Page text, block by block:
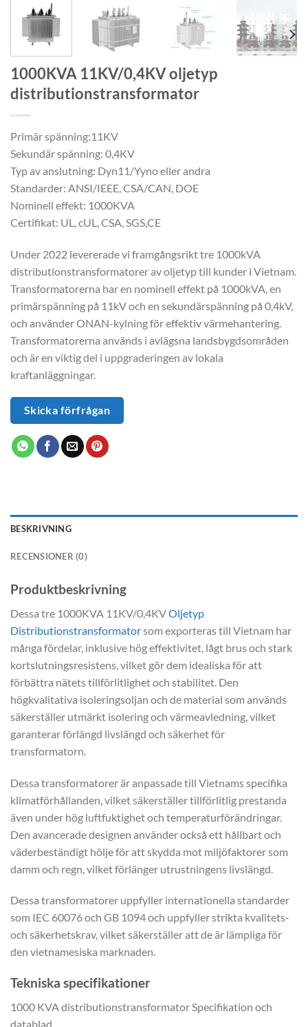
1000KVA 11KV/0,4KV oljetyp
distributionstransformator
Primär spänning:11KV
Sekundär spänning: 0,4KV
Typ av anslutning: Dyn11/Yyno eller andra
Standarder: ANSI/IEEE, CSA/CAN, DOE
Nominell effekt: 1000KVA
Certifikat: UL, cUL, CSA, SGS,CE
Under 2022 levererade vi framgångsrikt tre 1000kVA
distributionstransformatorer av oljetyp till kunder i Vietnam.
Transformatorerna har en nominell effekt på 1000kVA, en
primärspänning på 11kV och en sekundärspänning på 0,4kV,
och använder ONAN-kylning för effektiv värmehantering.
Transformatorerna används i avlägsna landsbygdsområden
och är en viktig del i uppgraderingen av lokala
kraftanläggningar.
Skicka förfrågan
BESKRIVNING
RECENSIONER (0)
Produktbeskrivning
Dessa tre 1000KVA 11KV/0,4KVOljetyp
Distributionstransformatorsom exporteras till Vietnam har
många fördelar, inklusive hög effektivitet, lågt brus och stark
kortslutningsresistens, vilket gör dem idealiska för att
förbättra nätets tillförlitlighet och stabilitet. Den
högkvalitativa isoleringsoljan och de material som används
säkerställer utmärkt isolering och värmeavledning, vilket
garanterar förlängd livslängd och säkerhet för
transformatorn.
Dessa transformatorer är anpassade till Vietnams specifika
klimatförhållanden, vilket säkerställer tillförlitlig prestanda
även under hög luftfuktighet och temperaturförändringar.
Den avancerade designen använder också ett hållbart och
väderbeständigt hölje för att skydda mot miljöfaktorer som
damm och regn, vilket förlänger utrustningens livslängd.
Dessa transformatorer uppfyller internationella standarder
som IEC 60076 och GB 1094 och uppfyller strikta kvalitets-
och säkerhetskrav, vilket säkerställer att de är lämpliga för
den vietnamesiska marknaden.
Tekniska specifikationer
1000 KVA distributionstransformator Specifikation och
datablad